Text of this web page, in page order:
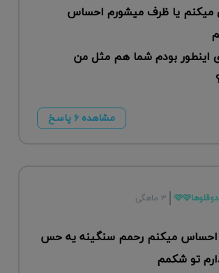
میکنم یا ظرف میشورم احساس
اینطور بودم شما هم مثل من
مشاهده ۶ پاسخ
۳ ماهگی
میکنم رحمم سنگینه یه حس
تو شکمم